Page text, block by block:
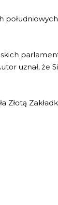
uznał, że